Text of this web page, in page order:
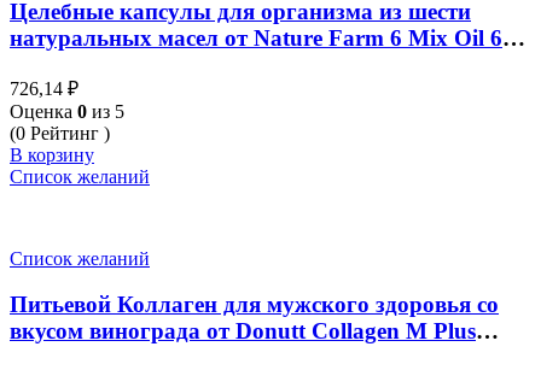
Целебные капсулы для организма из шести
натуральных масел от Nature Farm 6 Mix Oil 60
726,14 ₽
Оценка 0 из 5
(0 Рейтинг )
В корзину
Список желаний
Список желаний
Питьевой Коллаген для мужского здоровья со
вкусом винограда от Donutt Collagen M Plus